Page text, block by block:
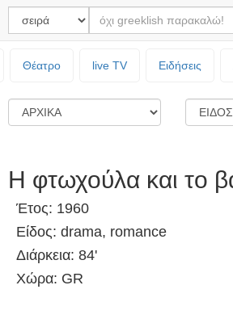
Θέατρο live TV Ειδήσεις
Η φτωχούλα και το
Έτος: 1960
Είδος: drama, romance
Διάρκεια: 84'
Χώρα: GR